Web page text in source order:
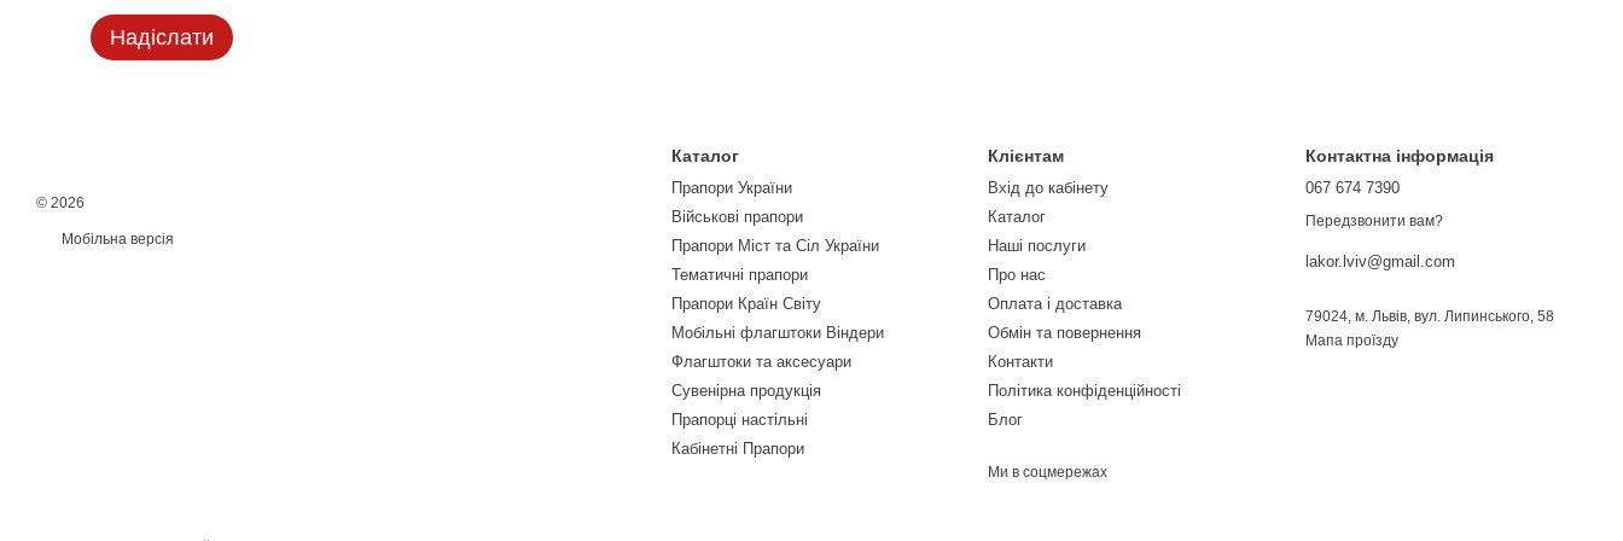
Надіслати
© 2026
Мобільна версія
Каталог
Прапори України
Військові прапори
Прапори Міст та Сіл України
Тематичні прапори
Прапори Країн Світу
Мобільні флагштоки Віндери
Флагштоки та аксесуари
Сувенірна продукція
Прапорці настільні
Кабінетні Прапори
Клієнтам
Вхід до кабінету
Каталог
Наші послуги
Про нас
Оплата і доставка
Обмін та повернення
Контакти
Політика конфіденційності
Блог
Ми в соцмережах
Контактна інформація
067 674 7390
Передзвонити вам?
lakor.lviv@gmail.com
79024, м. Львів, вул. Липинського, 58
Мапа проїзду